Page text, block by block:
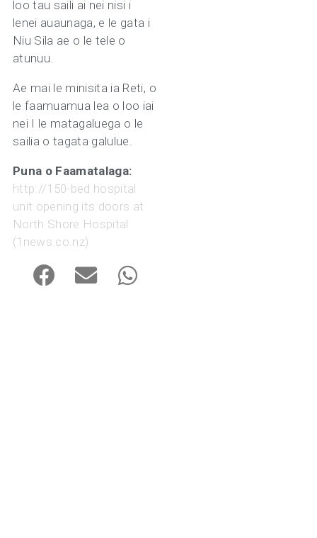
loo tau saili ai nei nisi i
lenei auaunaga, e le gata i
Niu Sila ae o le tele o
atunuu.
Ae mai le minisita ia Reti, o
le faamuamua lea o loo iai
nei I le matagaluega o le
sailia o tagata galulue.
Puna o Faamatalaga:
http://150-bed hospital
unit opening its doors at
North Shore Hospital
(1news.co.nz)